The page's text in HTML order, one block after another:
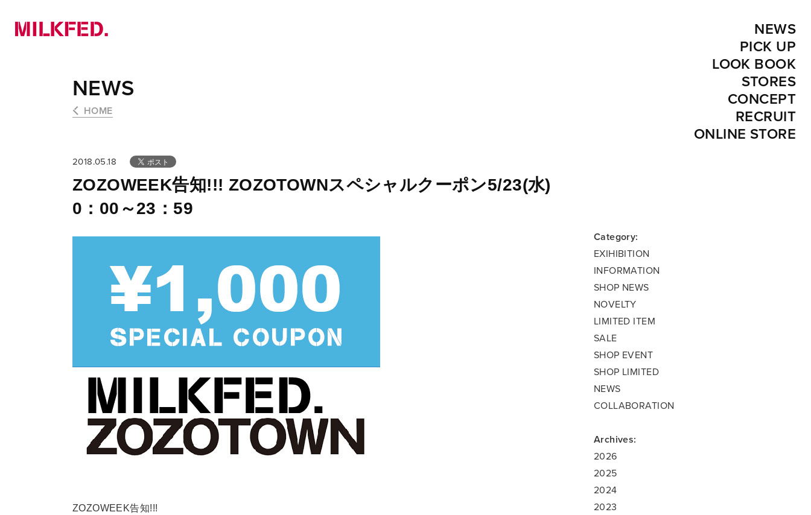
NEWS
PICK UP
LOOK BOOK
STORES
CONCEPT
RECRUIT
ONLINE STORE
NEWS
HOME
2018.05.18
ZOZOWEEK告知!!! ZOZOTOWNスペシャルクーポン5/23(水)
0：00～23：59
ZOZOWEEK告知!!!
Category:
EXIHIBITION
INFORMATION
SHOP NEWS
NOVELTY
LIMITED ITEM
SALE
SHOP EVENT
SHOP LIMITED
NEWS
COLLABORATION
Archives:
2026
2025
2024
2023